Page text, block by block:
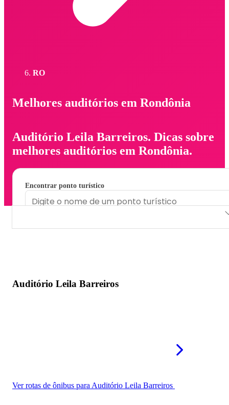
RO
Melhores auditórios em Rondônia
Auditório Leila Barreiros. Dicas sobre
melhores auditórios em Rondônia.
Encontrar ponto turístico
Auditório Leila Barreiros
Ver rotas de ônibus para Auditório Leila Barreiros